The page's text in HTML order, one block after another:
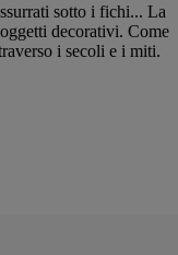
sotto i fichi... La
decorativi. Come
i secoli e i miti.